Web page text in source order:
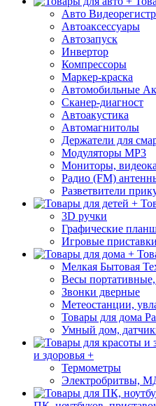
Авто
Автоаксессуары
Автозапуск
Инвертор
Компрессоры
Маркер-краска
Автомобильные
Сканер-диагност
Автоакустика
Автомагнитолы
Держатели для
Модуляторы МР3
Мониторы,
Радио (FM)
Разветвители
3D ручки
Графические
Игровые приставки
Мелкая Бытовая
Весы
Звонки дверные
Метеостанции,
Товары для дома
Умный дом,
и здоровья +
Термометры
Электробритвы,